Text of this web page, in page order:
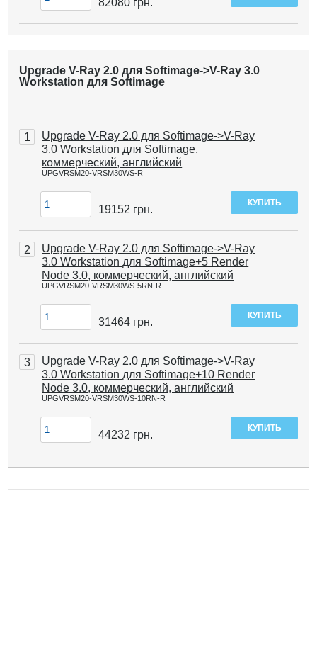
82080 грн.
Upgrade V-Ray 2.0 для Softimage->V-Ray 3.0
Workstation для Softimage
1
Upgrade V-Ray 2.0 для Softimage->V-Ray
3.0 Workstation для Softimage,
коммерческий, английский
UPGVRSM20-VRSM30WS-R
19152 грн.
2
Upgrade V-Ray 2.0 для Softimage->V-Ray
3.0 Workstation для Softimage+5 Render
Node 3.0, коммерческий, английский
UPGVRSM20-VRSM30WS-5RN-R
31464 грн.
3
Upgrade V-Ray 2.0 для Softimage->V-Ray
3.0 Workstation для Softimage+10 Render
Node 3.0, коммерческий, английский
UPGVRSM20-VRSM30WS-10RN-R
44232 грн.